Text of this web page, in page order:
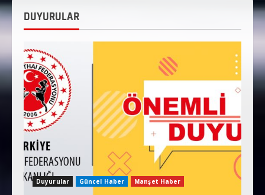
DUYURULAR
Duyurular Güncel Haber Manşet Haber